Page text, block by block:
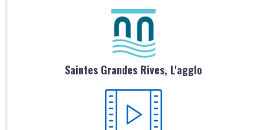
Saintes Grandes Rives, L'agglo